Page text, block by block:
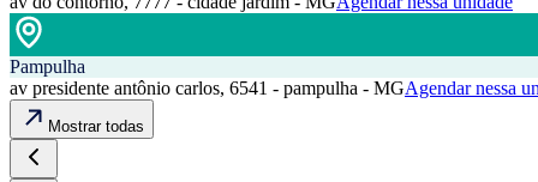
Pampulha
av presidente antônio carlos, 6541 - pampulha - MGAgendar nessa
Mostrar todas